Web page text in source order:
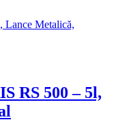
RS 500 – 5l,